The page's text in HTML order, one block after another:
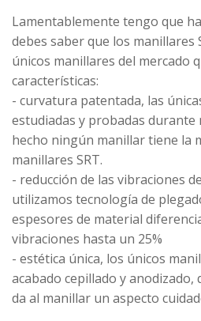
Lamentablemente tengo que
debes saber que los manillares
únicos manillares del mercado
características:
- curvatura patentada, las
estudiadas y probadas durante
hecho ningún manillar tiene la
manillares SRT.
- reducción de las vibraciones
utilizamos tecnología de
espesores de material
vibraciones hasta un 25%
- estética única, los únicos
acabado cepillado y anodizado,
da al manillar un aspecto